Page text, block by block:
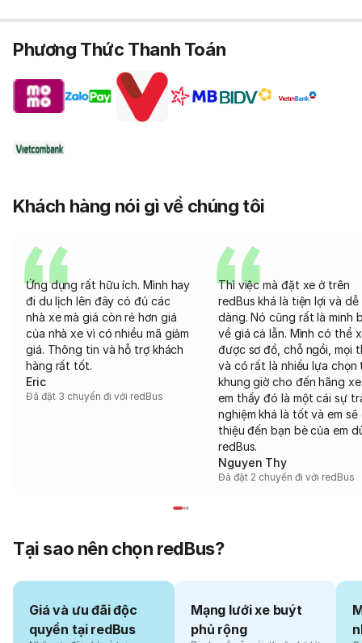
Phương Thức Thanh Toán
Khách hàng nói gì về chúng tôi
Ứng dụng rất hữu ích. Mình hay
đi du lịch lên đây có đủ các
nhà xe mà giá còn rẻ hơn giá
của nhà xe vì có nhiều mã giảm
giá. Thông tin và hỗ trợ khách
hàng rất tốt.
Eric
Đã đặt 3 chuyến đi với redBus
Thì việc mà đặt xe ở trên
redBus khá là tiện lợi và dễ
dàng. Nó cũng rất là minh
về giá cả lẫn. Mình có thể
được sơ đồ, chỗ ngồi, mọi
và có rất là nhiều lựa chọn
khung giờ cho đến hãng
em thấy đó là một cái sự
nghiệm khá là tốt và em sẽ
thiệu đến bạn bè của em
redBus.
Nguyen Thy
Đã đặt 2 chuyến đi với redBus
Tại sao nên chọn redBus?
Giá và ưu đãi độc
quyền tại redBus
Mạng lưới xe buýt
phủ rộng